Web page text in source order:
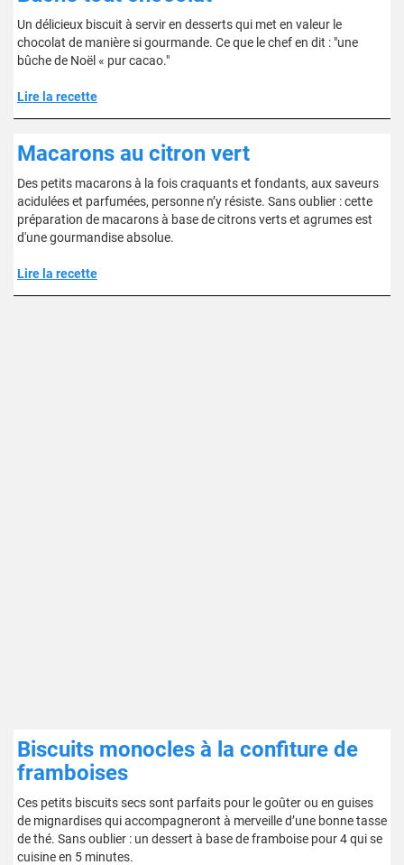
Un délicieux biscuit à servir en desserts qui met en valeur le
chocolat de manière si gourmande. Ce que le chef en dit : "une
bûche de Noël « pur cacao."
Lire la recette
Macarons au citron vert
Des petits macarons à la fois craquants et fondants, aux saveurs
acidulées et parfumées, personne n’y résiste. Sans oublier : cette
préparation de macarons à base de citrons verts et agrumes est
d'une gourmandise absolue.
Lire la recette
Biscuits monocles à la confiture de
framboises
Ces petits biscuits secs sont parfaits pour le goûter ou en guises
de mignardises qui accompagneront à merveille d’une bonne tasse
de thé. Sans oublier : un dessert à base de framboise pour 4 qui se
cuisine en 5 minutes.